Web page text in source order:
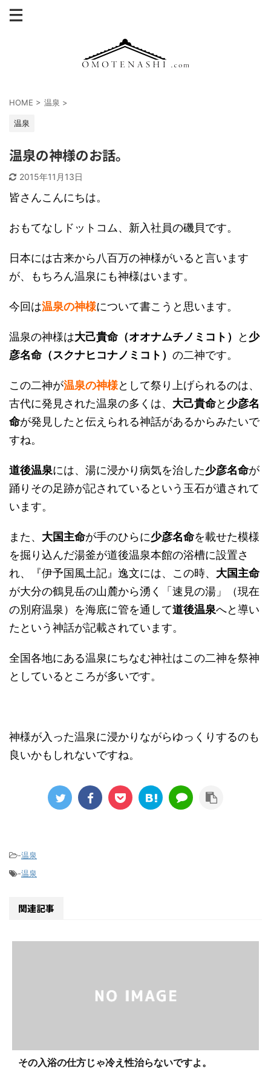
HOME > 温泉 >
温泉
温泉の神様のお話。
2015年11月13日
皆さんこんにちは。
おもてなしドットコム、新入社員の磯貝です。
日本には古来から八百万の神様がいると言います
が、もちろん温泉にも神様はいます。
今回は温泉の神様について書こうと思います。
温泉の神様は大己貴命（オオナムチノミコト） と 少
彦名命（スクナヒコナノミコト） の二神です。
この二神が温泉の神様として祭り上げられるのは、
古代に発見された温泉の多くは、 大己貴命と 少彦名
命が発見したと伝えられる神話があるからみたいで
すね。
道後温泉には、湯に浸かり病気を治した少彦名命が
踊りその足跡が記されているという玉石が遺されて
います。
また、 大国主命が手のひらに少彦名命を載せた模様
を掘り込んだ湯釜が道後温泉本館の浴槽に設置さ
れ、『伊予国風土記』逸文には、この時、 大国主命
が大分の鶴見岳の山麓から湧く「速見の湯」（現在
の別府温泉）を海底に管を通して道後温泉へと導い
たという神話が記載されています。
全国各地にある温泉にちなむ神社はこの二神を祭神
としているところが多いです。
神様が入った温泉に浸かりながらゆっくりするのも
良いかもしれないですね。
-温泉
-温泉
関連記事
その入浴の仕方じゃ冷え性治らないですよ。